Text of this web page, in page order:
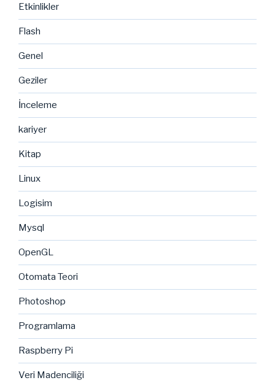
Etkinlikler
Flash
Genel
Geziler
İnceleme
kariyer
Kitap
Linux
Logisim
Mysql
OpenGL
Otomata Teori
Photoshop
Programlama
Raspberry Pi
Veri Madenciliği